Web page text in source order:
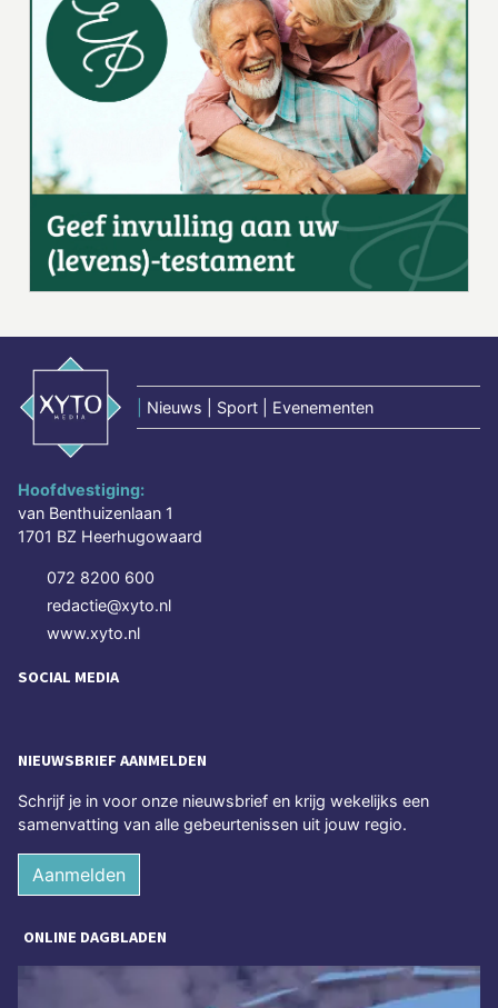
Nieuws | Sport | Evenementen
Hoofdvestiging:
van Benthuizenlaan 1
1701 BZ Heerhugowaard
072 8200 600
redactie@xyto.nl
www.xyto.nl
SOCIAL MEDIA
NIEUWSBRIEF AANMELDEN
Schrijf je in voor onze nieuwsbrief en krijg wekelijks een
samenvatting van alle gebeurtenissen uit jouw regio.
Aanmelden
ONLINE DAGBLADEN